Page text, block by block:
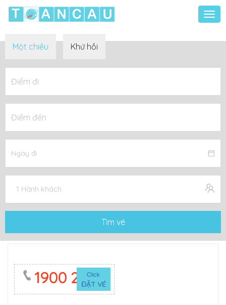
Một chiều Khứ hồi
1 Hành khách
Tìm vé
1900 2623
Click
ĐẶT VÉ